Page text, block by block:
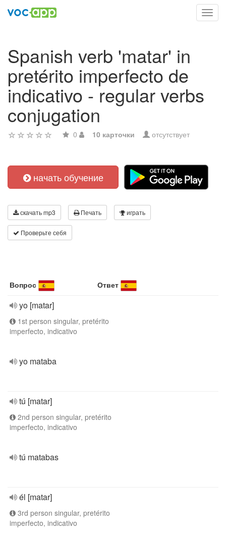
Spanish verb 'matar' in
pretérito imperfecto de
indicativo - regular verbs
conjugation
0 10 карточки отсутствует
начать обучение
скачать mp3 Печать играть
Проверьте себя
Вопрос Ответ
yo [matar]
1st person singular, pretérito
imperfecto, indicativo
yo mataba
tú [matar]
2nd person singular, pretérito
imperfecto, indicativo
tú matabas
él [matar]
3rd person singular, pretérito
imperfecto, indicativo